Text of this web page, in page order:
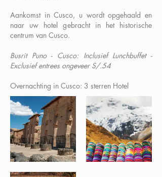
Aankomst in Cusco, u wordt opgehaald en
naar uw hotel gebracht in het historische
centrum van Cusco.
Busrit Puno - Cusco: Inclusief Lunchbuffet -
Exclusief entrees ongeveer S/.54
Overnachting in Cusco: 3 sterren Hotel